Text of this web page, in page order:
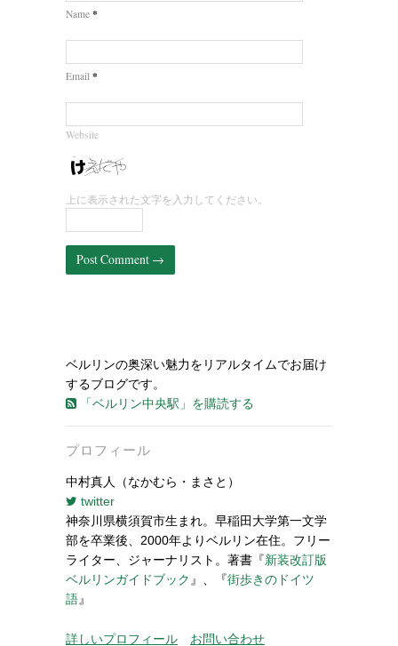
Name *
Email *
Website
上に表示された文字を入力してください。
ベルリンの奥深い魅力をリアルタイムでお届け
するブログです。
「ベルリン中央駅」を購読する
プロフィール
中村真人（なかむら・まさと）
twitter
神奈川県横須賀市生まれ。早稲田大学第一文学
部を卒業後、2000年よりベルリン在住。フリー
ライター、ジャーナリスト。著書『新装改訂版
ベルリンガイドブック』、『街歩きのドイツ
語』
詳しいプロフィール お問い合わせ